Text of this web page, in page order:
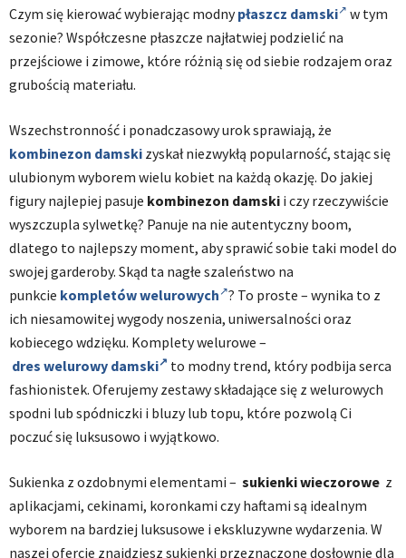
Czym się kierować wybierając modnypłaszcz damski
w tym
sezonie? Współczesne płaszcze najłatwiej podzielić na
przejściowe i zimowe, które różnią się od siebie rodzajem oraz
grubością materiału.
Wszechstronność i ponadczasowy urok sprawiają, że
kombinezon damski zyskał niezwykłą popularność, stając się
ulubionym wyborem wielu kobiet na każdą okazję. Do jakiej
figury najlepiej pasuje kombinezon damski i czy rzeczywiście
wyszczupla sylwetkę? Panuje na nie autentyczny boom,
dlatego to najlepszy moment, aby sprawić sobie taki model do
swojej garderoby. Skąd ta nagłe szaleństwo na
punkcie kompletów welurowych ? To proste – wynika to z
ich niesamowitej wygody noszenia, uniwersalności oraz
kobiecego wdzięku. Komplety welurowe –
dres welurowy damski
to modny trend, który podbija serca
fashionistek. Oferujemy zestawy składające się z welurowych
spodni lub spódniczki i bluzy lub topu, które pozwolą Ci
poczuć się luksusowo i wyjątkowo.
Sukienka z ozdobnymi elementami – sukienki wieczorowe z
aplikacjami, cekinami, koronkami czy haftami są idealnym
wyborem na bardziej luksusowe i ekskluzywne wydarzenia. W
naszej ofercie znajdziesz sukienki przeznaczone dosłownie dla